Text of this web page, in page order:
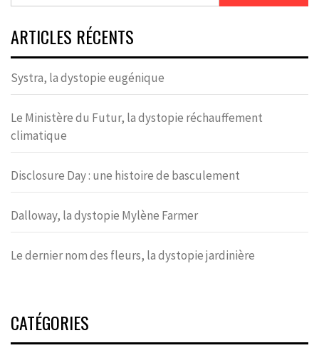
ARTICLES RÉCENTS
Systra, la dystopie eugénique
Le Ministère du Futur, la dystopie réchauffement
climatique
Disclosure Day : une histoire de basculement
Dalloway, la dystopie Mylène Farmer
Le dernier nom des fleurs, la dystopie jardinière
CATÉGORIES